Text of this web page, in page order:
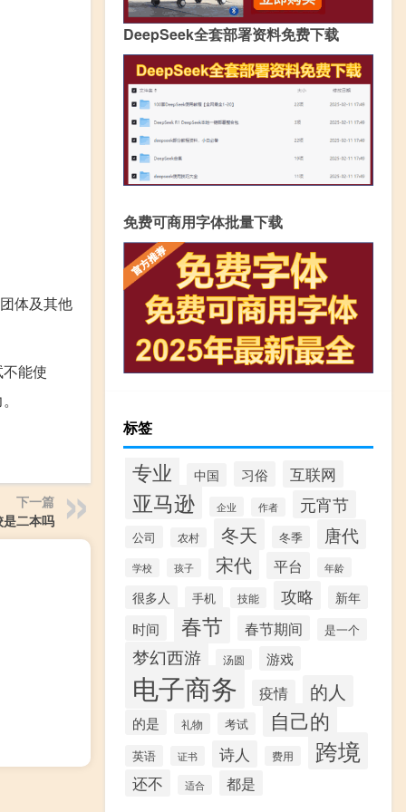
体及其他
能使
下一篇
二本吗
DeepSeek全套部署资料免费下载
免费可商用字体批量下载
标签
专业 中国 习俗 互联网
亚马逊 企业 作者 元宵节
公司 农村 冬天 冬季 唐代
学校 孩子 宋代 平台 年龄
很多人 手机 技能 攻略 新年
时间 春节 春节期间 是一个
梦幻西游 汤圆 游戏
电子商务 疫情 的人
的是 礼物 考试 自己的
英语 证书 诗人 费用 跨境
还不 适合 都是